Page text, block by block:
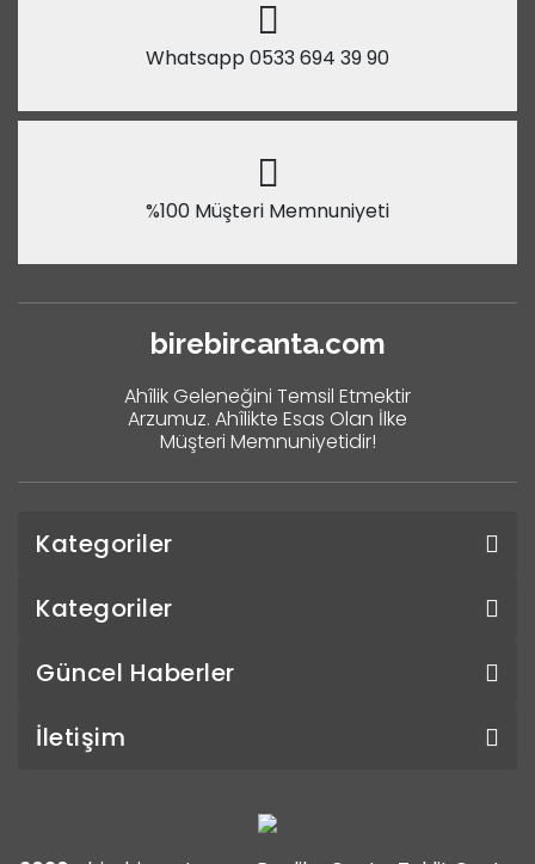
Whatsapp 0533 694 39 90
%100 Müşteri Memnuniyeti
birebircanta.com
Ahîlik Geleneğini Temsil Etmektir
Arzumuz. Ahîlikte Esas Olan İlke
Müşteri Memnuniyetidir!
Kategoriler
Kategoriler
Güncel Haberler
İletişim